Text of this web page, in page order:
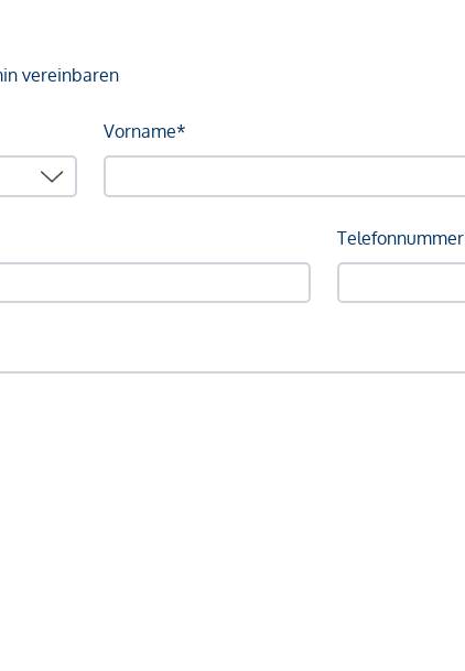
vereinbaren
Vorname*
Telefonnummer